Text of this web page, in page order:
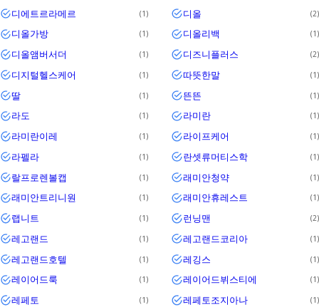
디에트르라메르 1 디올 2
디올가방 1 디올리백 1
디올앰버서더 1 디즈니플러스 2
디지털헬스케어 1 따뜻한말 1
딸 1 뜬뜬 1
라도 1 라미란 1
라미란이레 1 라이프케어 1
라펠라 1 란셋류머티스학 1
랄프로렌볼캡 1 래미안청약 1
래미안트리니원 1 래미안휴레스트 1
랩니트 1 런닝맨 2
레고랜드 1 레고랜드코리아 1
레고랜드호텔 1 레깅스 1
레이어드룩 1 레이어드뷔스티에 1
레페토 1 레페토조지아나 1